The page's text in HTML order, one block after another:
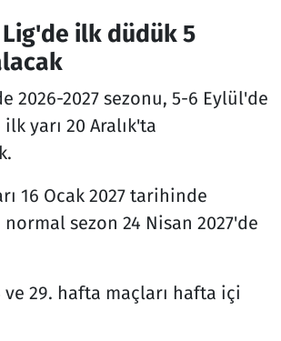
Lig'de ilk düdük 5
2026-2027 sezonu, 5-6 Eylül'de
yarı 20 Aralık'ta
16 Ocak 2027 tarihinde
sezon 24 Nisan 2027'de
ve 29. hafta maçları hafta içi